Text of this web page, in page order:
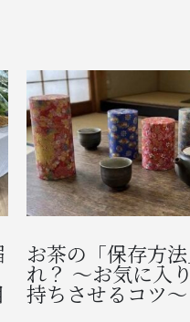
お茶の「保存方
れ？ 〜お気に入
持ちさせるコツ〜